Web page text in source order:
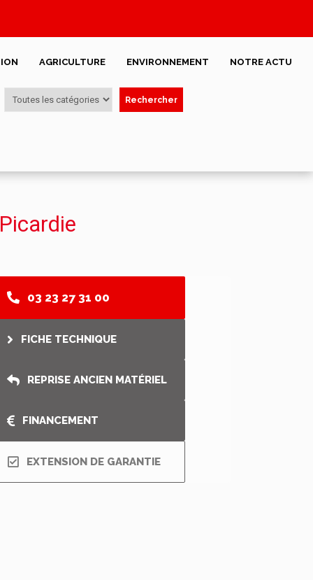
AGRICULTURE ENVIRONNEMENT NOTRE ACTU
Rechercher
03 23 27 31 00
FICHE TECHNIQUE
REPRISE ANCIEN MATÉRIEL
FINANCEMENT
EXTENSION DE GARANTIE